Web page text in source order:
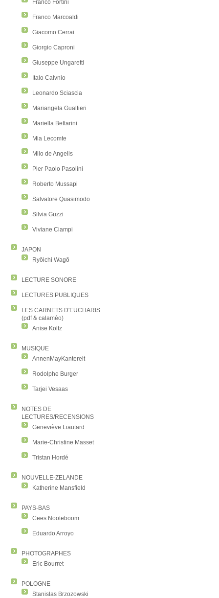
Franco Fortini
Franco Marcoaldi
Giacomo Cerrai
Giorgio Caproni
Giuseppe Ungaretti
Italo Calvnio
Leonardo Sciascia
Mariangela Gualtieri
Mariella Bettarini
Mia Lecomte
Milo de Angelis
Pier Paolo Pasolini
Roberto Mussapi
Salvatore Quasimodo
Silvia Guzzi
Viviane Ciampi
JAPON
Ryôichi Wagô
LECTURE SONORE
LECTURES PUBLIQUES
LES CARNETS D'EUCHARIS
(pdf & calaméo)
Anise Koltz
MUSIQUE
AnnenMayKantereit
Rodolphe Burger
Tarjei Vesaas
NOTES DE
LECTURES/RECENSIONS
Geneviève Liautard
Marie-Christine Masset
Tristan Hordé
NOUVELLE-ZELANDE
Katherine Mansfield
PAYS-BAS
Cees Nooteboom
Eduardo Arroyo
PHOTOGRAPHES
Eric Bourret
POLOGNE
Stanislas Brzozowski